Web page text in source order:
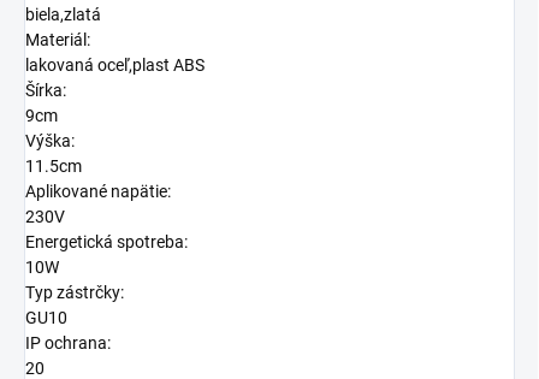
biela,zlatá
Materiál:
lakovaná oceľ,plast ABS
Šírka:
9cm
Výška:
11.5cm
Aplikované napätie:
230V
Energetická spotreba:
10W
Typ zástrčky:
GU10
IP ochrana:
20